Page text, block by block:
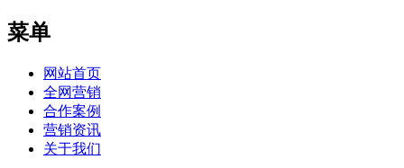
菜单
网站首页
全网营销
合作案例
营销资讯
关于我们